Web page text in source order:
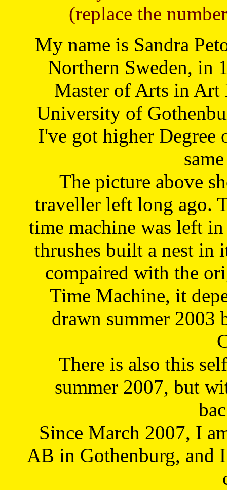
(replace the
My name is Sandra
Northern Sweden, in
Master of Arts in Art
University of
I've got higher Degree
The picture above
traveller left long ago.
time machine was left
thrushes built a nest in
compaired with the
Time Machine, it
drawn summer 2003
There is also this
summer 2007, but
Since March 2007, I
AB in Gothenburg, and